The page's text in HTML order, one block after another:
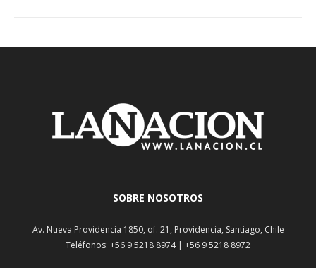
SOBRE NOSOTROS
Av. Nueva Providencia 1850, of. 21, Providencia, Santiago, Chile
Teléfonos: +56 9 5218 8974 | +56 9 5218 8972